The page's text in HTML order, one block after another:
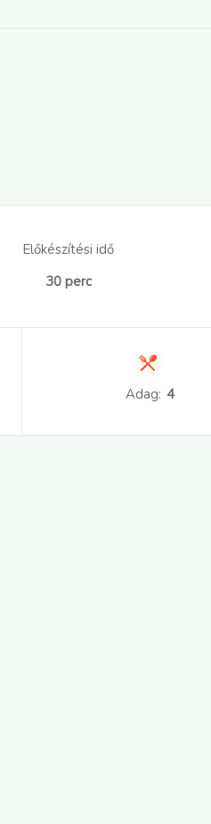
Előkészítési idő
30 perc
Adag: 4